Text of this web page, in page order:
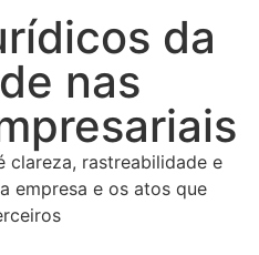
da
nas
clareza, rastreabilidade e
empresa e os atos que